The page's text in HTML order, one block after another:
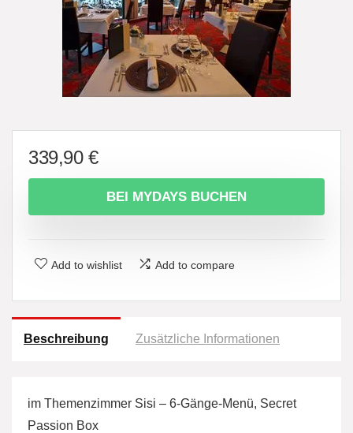
339,90 €
BEI MYDAYS BUCHEN
Add to wishlist Add to compare
Beschreibung Zusätzliche Informationen
im Themenzimmer Sisi – 6-Gänge-Menü, Secret
Passion Box